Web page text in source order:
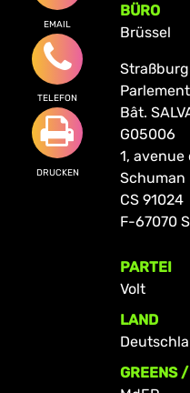
EMAIL
TELEFON
DRUCKEN
BÜRO
Brüssel
Straßburg
Bât.
G05006
1,
Schuman
CS 91024
F-67070
PARTEI
Volt
LAND
GREENS